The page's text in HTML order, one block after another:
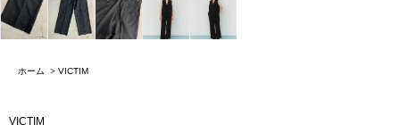
ホーム > VICTIM
VICTIM